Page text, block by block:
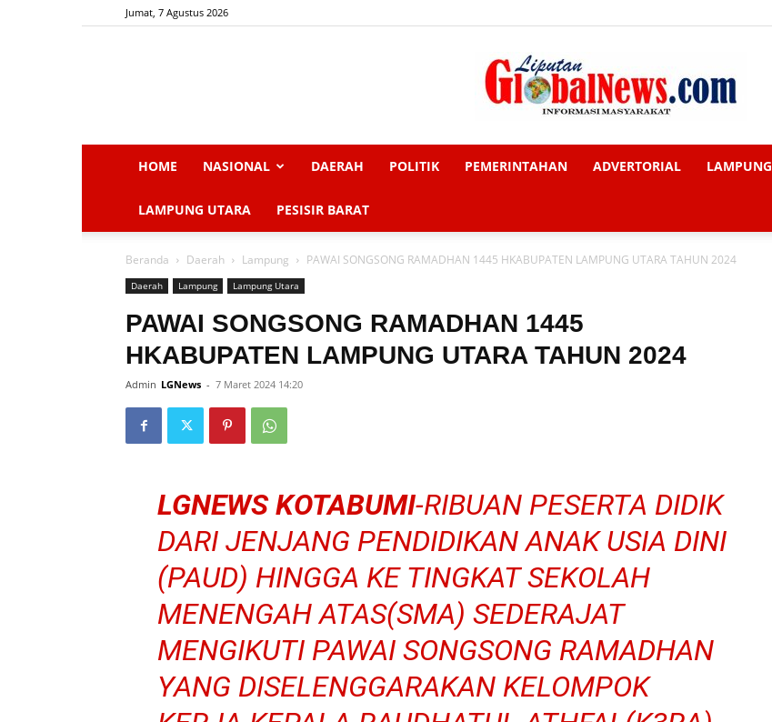
Jumat, 7 Agustus 2026
HOME NASIONAL DAERAH POLITIK PEMERINTAHAN ADVERTORIAL LAMPUNG
LAMPUNG UTARA PESISIR BARAT
Beranda Daerah Lampung PAWAI SONGSONG RAMADHAN 1445 HKABUPATEN LAMPUNG UTARA TAHUN 2024
Daerah Lampung Lampung Utara
PAWAI SONGSONG RAMADHAN 1445
HKABUPATEN LAMPUNG UTARA TAHUN 2024
Admin LGNews - 7 Maret 2024 14:20
LGNEWS KOTABUMI-RIBUAN PESERTA DIDIK
DARI JENJANG PENDIDIKAN ANAK USIA DINI
(PAUD) HINGGA KE TINGKAT SEKOLAH
MENENGAH ATAS(SMA) SEDERAJAT
MENGIKUTI PAWAI SONGSONG RAMADHAN
YANG DISELENGGARAKAN KELOMPOK